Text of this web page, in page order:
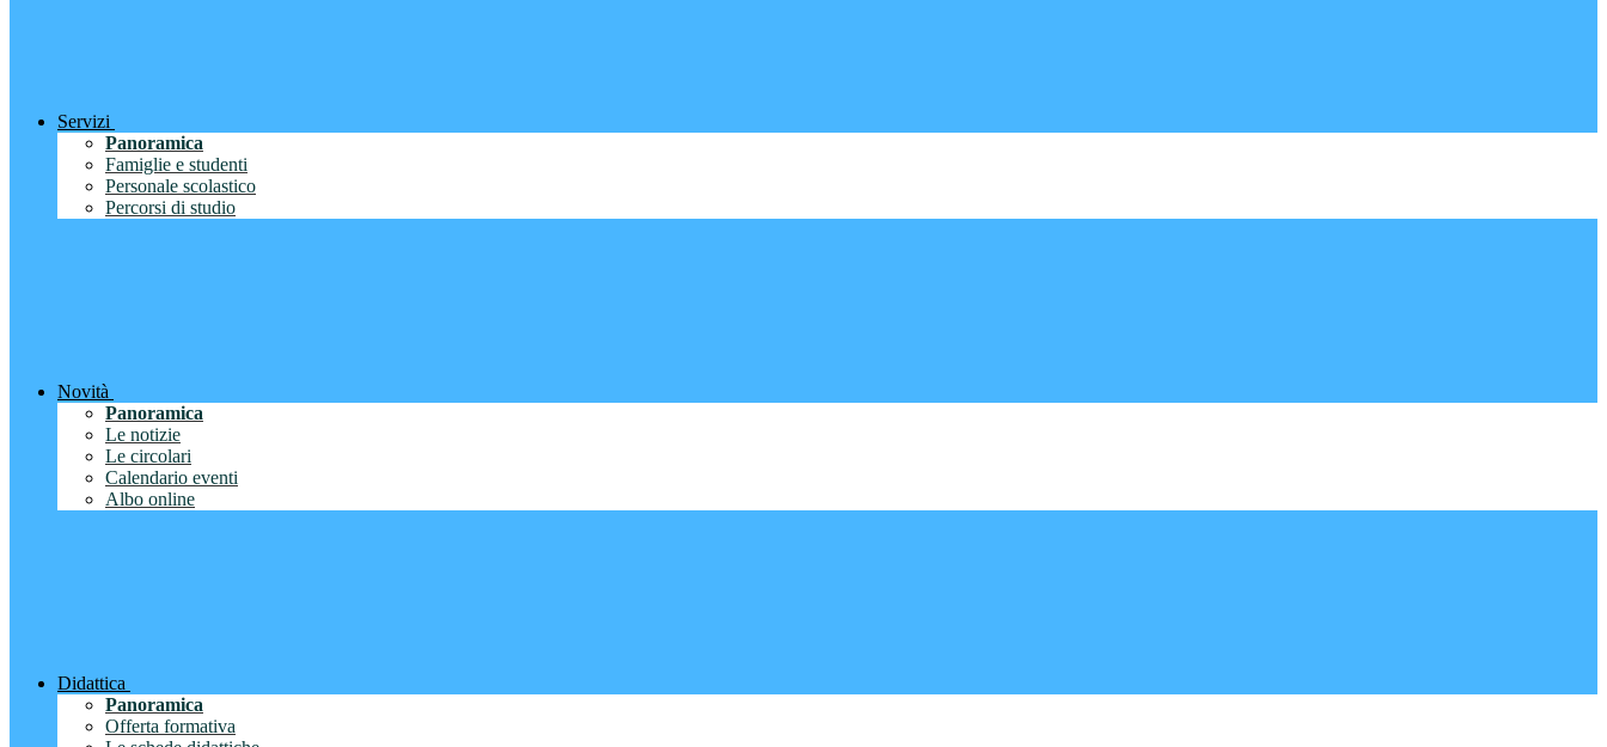
Servizi
Panoramica
Famiglie e studenti
Personale scolastico
Percorsi di studio
Novità
Panoramica
Le notizie
Le circolari
Calendario eventi
Albo online
Didattica
Panoramica
Offerta formativa